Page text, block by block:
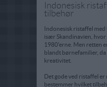
Indonesisk
tilbehør
Indonesisk ristaffel
især Skandinavien, hvor
1980'erne. Men retten
blandt børnefamilier,
kreativitet.
Det gode ved ristaffel er
bestemmer hvilket